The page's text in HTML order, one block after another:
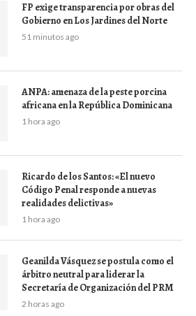
FP exige transparencia por obras del
Gobierno en Los Jardines del Norte
51 minutos ago
ANPA: amenaza de la peste porcina
africana en la República Dominicana
1 hora ago
Ricardo de los Santos: «El nuevo
Código Penal responde a nuevas
realidades delictivas»
1 hora ago
Geanilda Vásquez se postula como el
árbitro neutral para liderar la
Secretaría de Organización del PRM
2 horas ago